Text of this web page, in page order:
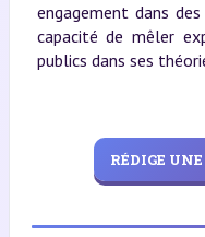
engagement dans
capacité de mêler
publics dans ses
RÉDIGE